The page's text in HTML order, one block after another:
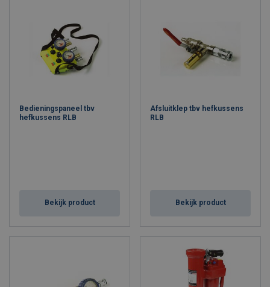
Bedieningspaneel tbv
hefkussens RLB
Bekijk product
Afsluitklep tbv hefkussens
RLB
Bekijk product